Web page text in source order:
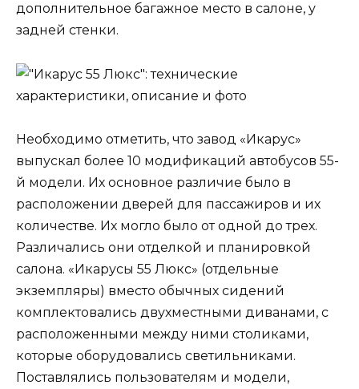
дополнительное багажное место в салоне, у
задней стенки.
Необходимо отметить, что завод «Икарус»
выпускал более 10 модификаций автобусов 55-
й модели. Их основное различие было в
расположении дверей для пассажиров и их
количестве. Их могло было от одной до трех.
Различались они отделкой и планировкой
салона. «Икарусы 55 Люкс» (отдельные
экземпляры) вместо обычных сидений
комплектовались двухместными диванами, с
расположенными между ними столиками,
которые оборудовались светильниками.
Поставлялись пользователям и модели,